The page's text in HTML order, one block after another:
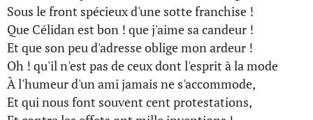
Sous le front spécieux d'une sotte franchise !
Que Célidan est bon ! que j'aime sa candeur !
Et que son peu d'adresse oblige mon ardeur !
Oh ! qu'il n'est pas de ceux dont l'esprit à la mode
À l'humeur d'un ami jamais ne s'accommode,
Et qui nous font souvent cent protestations,